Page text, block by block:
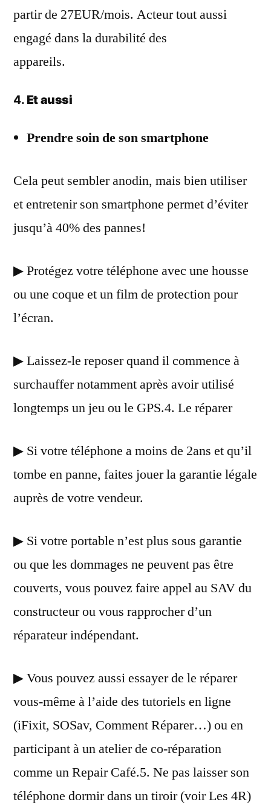
partir de 27EUR/mois. Acteur tout aussi
engagé dans la durabilité des
appareils.
4. Et aussi
Prendre soin de son smartphone
Cela peut sembler anodin, mais bien utiliser
et entretenir son smartphone permet d’éviter
jusqu’à 40% des pannes!
▶ Protégez votre téléphone avec une housse
ou une coque et un film de protection pour
l’écran.
▶ Laissez-le reposer quand il commence à
surchauffer notamment après avoir utilisé
longtemps un jeu ou le GPS.4. Le réparer
▶ Si votre téléphone a moins de 2ans et qu’il
tombe en panne, faites jouer la garantie légale
auprès de votre vendeur.
▶ Si votre portable n’est plus sous garantie
ou que les dommages ne peuvent pas être
couverts, vous pouvez faire appel au SAV du
constructeur ou vous rapprocher d’un
réparateur indépendant.
▶ Vous pouvez aussi essayer de le réparer
vous-même à l’aide des tutoriels en ligne
(iFixit, SOSav, Comment Réparer…) ou en
participant à un atelier de co-réparation
comme un Repair Café.5. Ne pas laisser son
téléphone dormir dans un tiroir (voir Les 4R)